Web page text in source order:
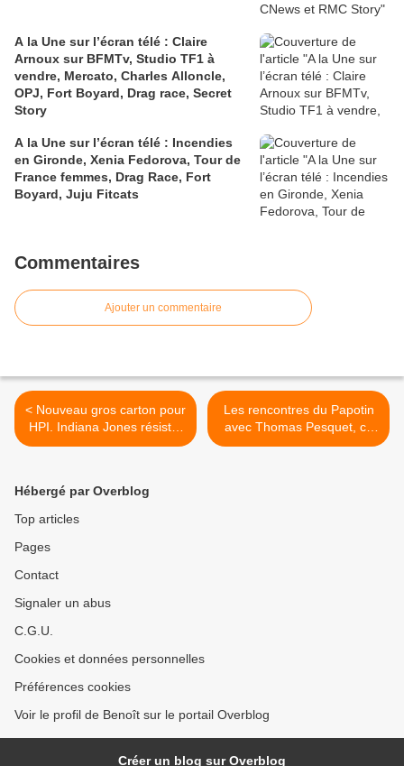
A la Une sur l’écran télé : Claire
Arnoux sur BFMTv, Studio TF1 à
vendre, Mercato, Charles Alloncle,
OPJ, Fort Boyard, Drag race, Secret
Story
A la Une sur l’écran télé : Incendies
en Gironde, Xenia Fedorova, Tour de
France femmes, Drag Race, Fort
Boyard, Juju Fitcats
Commentaires
Ajouter un commentaire
< Nouveau gros carton pour
HPI. Indiana Jones résiste.
Envoyé spécial faible. W9
le 22/06/23
Les rencontres du Papotin
avec Thomas Pesquet, ce
soir à 20h30 sur France 2 >
Hébergé par Overblog
Top articles
Pages
Contact
Signaler un abus
C.G.U.
Cookies et données personnelles
Préférences cookies
Voir le profil de Benoît sur le portail Overblog
Créer un blog sur Overblog